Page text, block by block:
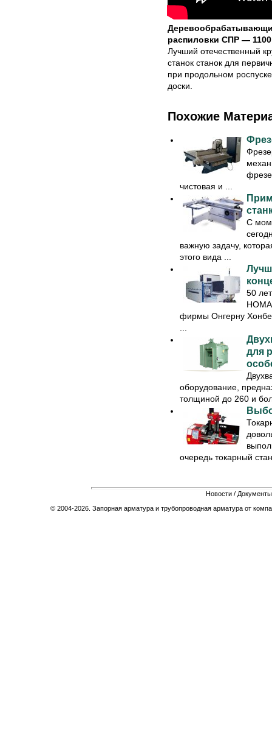
распиловки СПР —
Лучший отечественный
станок станок для
при продольном
доски.
Похожие
чистовая и ...
С
важную задачу,
этого вида ...
50
фирмы Онгерну
...
для
оборудование,
толщиной до 260 и
очередь токарный
Новости / Документы
© 2004-2026. Запорная арматура и трубопроводная арматура от